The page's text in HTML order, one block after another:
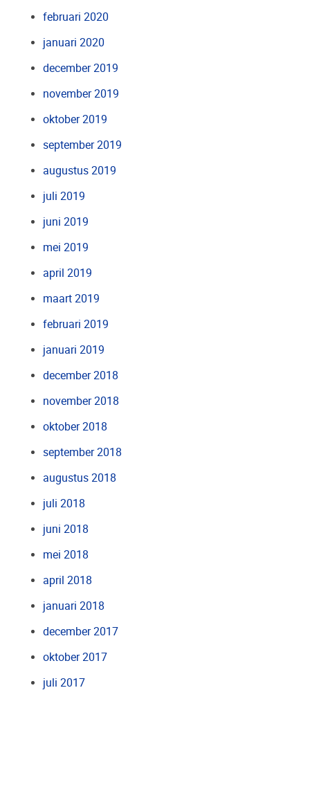
februari 2020
januari 2020
december 2019
november 2019
oktober 2019
september 2019
augustus 2019
juli 2019
juni 2019
mei 2019
april 2019
maart 2019
februari 2019
januari 2019
december 2018
november 2018
oktober 2018
september 2018
augustus 2018
juli 2018
juni 2018
mei 2018
april 2018
januari 2018
december 2017
oktober 2017
juli 2017